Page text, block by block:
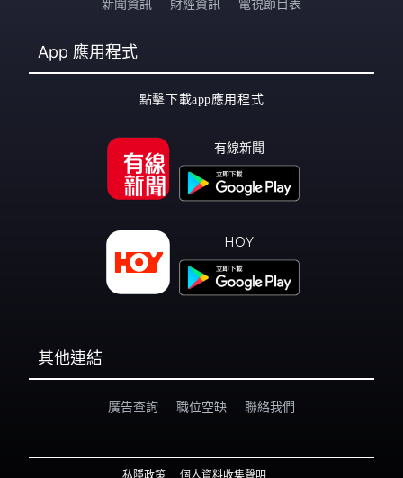
App 應用程式
點擊下載app應用程式
有線新聞
HOY
其他連結
廣告查詢 職位空缺 聯絡我們
私隱政策 個人資料收集聲明